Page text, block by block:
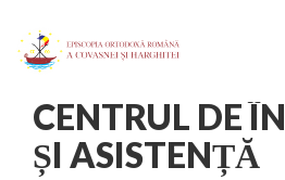
CENTRUL DE
ȘI ASISTENȚĂ